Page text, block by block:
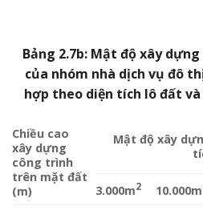
Bảng 2.7b: Mật độ xây
của nhóm nhà dịch vụ đô
hợp theo diện tích lô đất
Chiều cao
xây dựng
công trình
trên mặt đất
(m)
Mật độ xây
3.000m2 10.000m